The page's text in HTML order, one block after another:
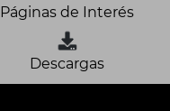
Páginas de Interés
Descargas